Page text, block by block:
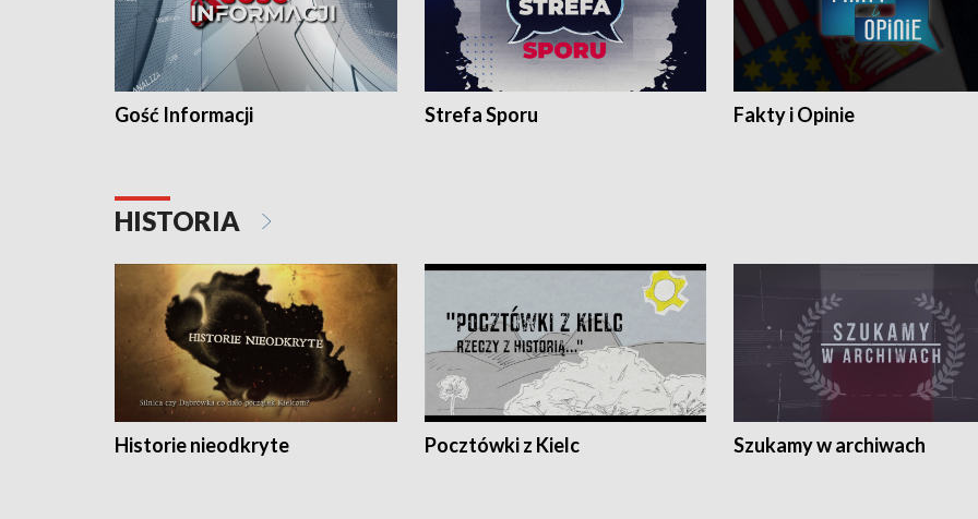
Gość Informacji Strefa Sporu Fakty i Opinie
HISTORIA
Historie nieodkryte Pocztówki z Kielc Szukamy w archiwach